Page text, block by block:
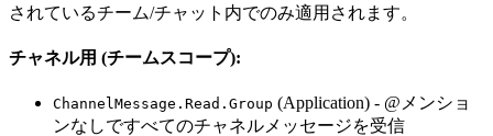
されているチーム/チャット内でのみ適用されます。
チャネル用 (チームスコープ):
ChannelMessage.Read.Group (Application) - @メンショ
ンなしですべてのチャネルメッセージを受信